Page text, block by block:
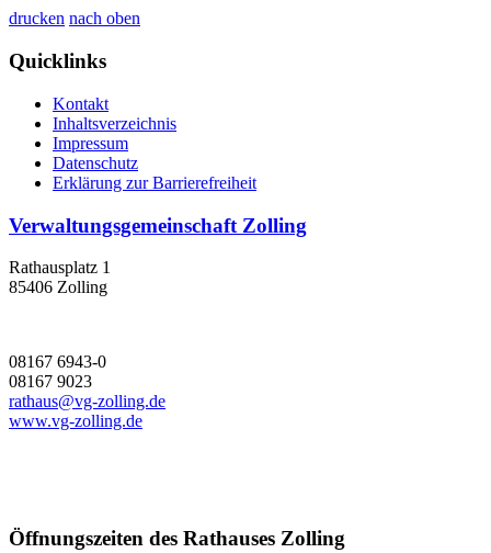
drucken nach oben
Quicklinks
Kontakt
Inhaltsverzeichnis
Impressum
Datenschutz
Erklärung zur Barrierefreiheit
Verwaltungsgemeinschaft Zolling
Rathausplatz 1
85406 Zolling
08167 6943-0
08167 9023
rathaus@vg-zolling.de
www.vg-zolling.de
Öffnungszeiten des Rathauses Zolling